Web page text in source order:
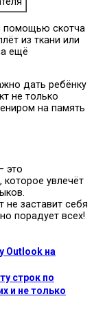
помощью скотча
из ткани или
ещё
дать ребёнку
не только
на память
это
которое увлечёт
не заставит себя
порадует всех!
Outlook на
строк по
и не только